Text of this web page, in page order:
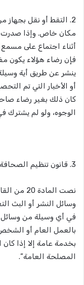
2. التقط أو نقل
مكان خاص. وإذا صدرت
أثناء اجتماع على
فإن رضاء هؤلاء يكون
ينشر عن طريق أية
أو الأخبار التي تم
كان ذلك بغير رضاء
الوجوه، ولو لم يشترك
3. قانون تنظيم الصحافة والإعلام ( رقم 180 لسنة 2018)
نصت
وسائل النشر أو البث
في أي وسيلة من وسائل
بالعمل العام أو
بخدمة عامة إلا إذا كان
المصلحة العامة”.